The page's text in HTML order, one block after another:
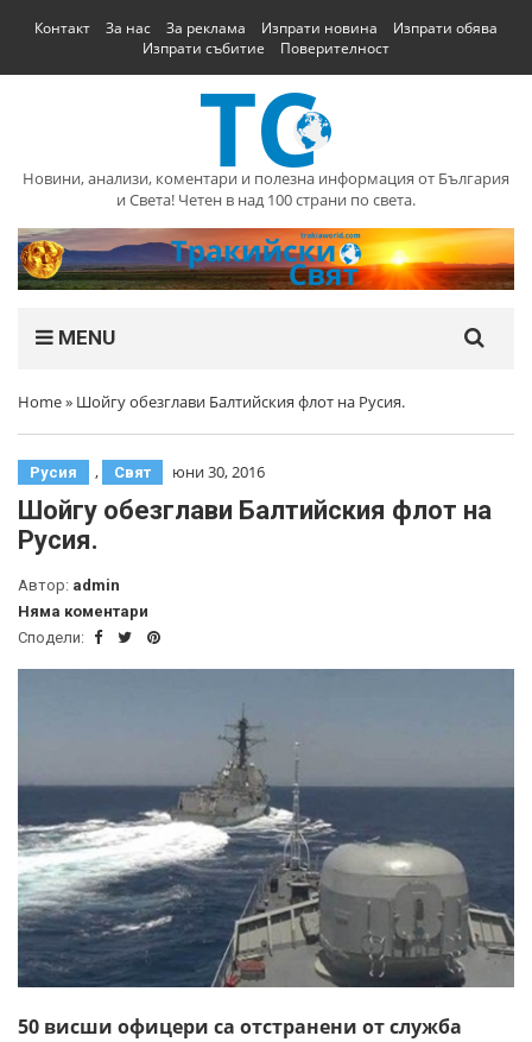
Контакт За нас За реклама Изпрати новина
Изпрати обява
Изпрати събитие
Поверителност
Новини, анализи, коментари и полезна информация от България
и Света! Четен в над 100 страни по света.
MENU
Home» Шойгу обезглави Балтийския флот на Русия.
Русия , Свят юни 30, 2016
Шойгу обезглави Балтийския флот на
Русия.
Автор: admin
Няма коментари
Сподели:
50 висши офицери са отстранени от служба